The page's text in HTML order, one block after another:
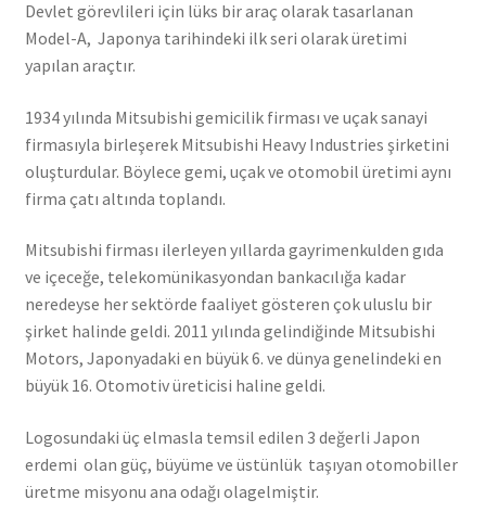
Devlet görevlileri için lüks bir araç olarak tasarlanan
Model-A, Japonya tarihindeki ilk seri olarak üretimi
yapılan araçtır.
1934 yılında Mitsubishi gemicilik firması ve uçak sanayi
firmasıyla birleşerek Mitsubishi Heavy Industries şirketini
oluşturdular. Böylece gemi, uçak ve otomobil üretimi aynı
firma çatı altında toplandı.
Mitsubishi firması ilerleyen yıllarda gayrimenkulden gıda
ve içeceğe, telekomünikasyondan bankacılığa kadar
neredeyse her sektörde faaliyet gösteren çok uluslu bir
şirket halinde geldi. 2011 yılında gelindiğinde Mitsubishi
Motors, Japonyadaki en büyük 6. ve dünya genelindeki en
büyük 16. Otomotiv üreticisi haline geldi.
Logosundaki üç elmasla temsil edilen 3 değerli Japon
erdemi olan güç, büyüme ve üstünlük taşıyan otomobiller
üretme misyonu ana odağı olagelmiştir.